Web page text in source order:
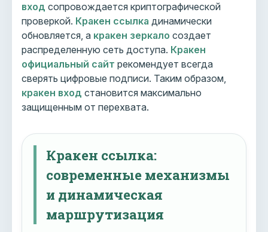
вход сопровождается криптографической
проверкой. Кракен ссылка динамически
обновляется, а кракен зеркало создает
распределенную сеть доступа. Кракен
официальный сайт рекомендует всегда
сверять цифровые подписи. Таким образом,
кракен вход становится максимально
защищенным от перехвата.
Кракен ссылка:
современные механизмы
и динамическая
маршрутизация